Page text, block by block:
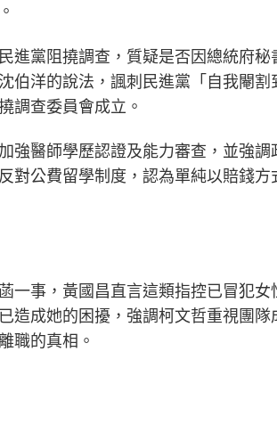
進黨阻撓調查，質疑是否因總統府秘
伯洋的說法，諷刺民進黨「自我閹割
調查委員會成立。
強醫師學歷認證及能力審查，並強調
對公費留學制度，認為單純以賠錢方
一事，黃國昌直言這類指控已冒犯女
造成她的困擾，強調柯文哲重視團隊
職的真相。